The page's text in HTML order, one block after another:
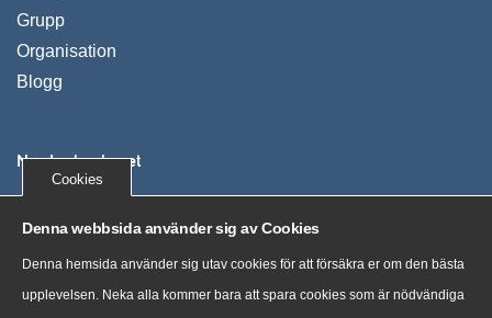
Grupp
Organisation
Blogg
Nya Ledarskapet
kunder växer, uppnår mer och mår bra genom tydliga
processer och nya sätt att tänka.
Cookies
Denna webbsida använder sig av Cookies
Denna hemsida använder sig utav cookies för att försäkra er om den bästa
upplevelsen. Neka alla kommer bara att spara cookies som är nödvändiga